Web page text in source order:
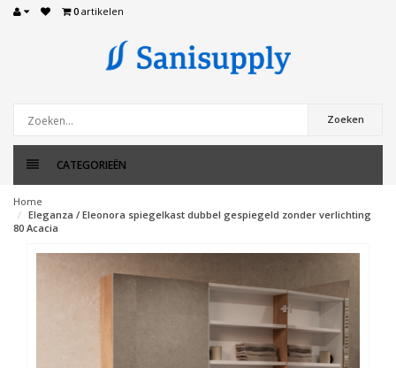
0 artikelen
Zoeken
CATEGORIEËN
Home
Eleganza / Eleonora spiegelkast dubbel gespiegeld zonder verlichting
80 Acacia